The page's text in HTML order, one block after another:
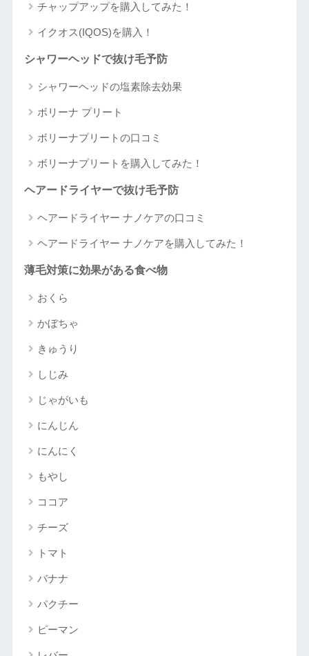
チャップアップを購入してみた！
イクオス(IQOS)を購入！
シャワーヘッドで抜け毛予防
シャワーヘッドの塩素除去効果
ボリーナ プリート
ボリーナプリートの口コミ
ボリーナプリートを購入してみた！
ヘアードライヤーで抜け毛予防
ヘアードライヤー ナノケアの口コミ
ヘアードライヤー ナノケアを購入してみた！
薄毛対策に効果がある食べ物
おくら
かぼちゃ
きゅうり
しじみ
じゃがいも
にんじん
にんにく
もやし
ココア
チーズ
トマト
バナナ
パクチー
ピーマン